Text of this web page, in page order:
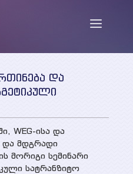
და
WEG-ისა და
და მდგრადი
მორიგი სემინარი
სატრანზიტო